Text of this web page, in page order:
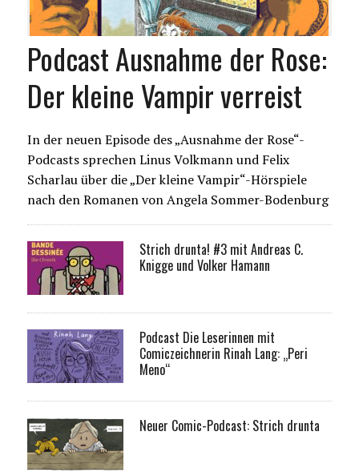
Podcast Ausnahme der Rose:
Der kleine Vampir verreist
In der neuen Episode des „Ausnahme der Rose“-
Podcasts sprechen Linus Volkmann und Felix
Scharlau über die „Der kleine Vampir“-Hörspiele
nach den Romanen von Angela Sommer-Bodenburg
Strich drunta! #3 mit Andreas C.
Knigge und Volker Hamann
Podcast Die Leserinnen mit
Comiczeichnerin Rinah Lang: „Peri
Meno“
Neuer Comic-Podcast: Strich drunta